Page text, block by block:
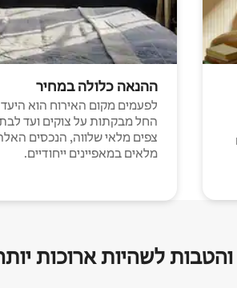
ההנאה כלולה במחיר
לפעמים מקום האירוח הוא
החל מבקתות על צוקים ועד
צפים מלאי שלווה, הנכסים
מלאים במאפיינים ייחודיים.
לשהיות ארוכות